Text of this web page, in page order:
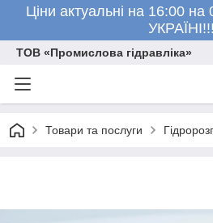
Ціни актуальні на 16:00
УКРАЇНІ!!!
ТОВ «Промислова гідравліка»
Товари та послуги